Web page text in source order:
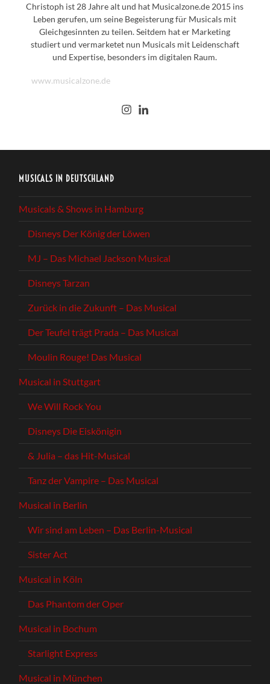
Christoph ist 28 Jahre alt und hat Musicalzone.de 2015 ins
Leben gerufen, um seine Begeisterung für Musicals mit
Gleichgesinnten zu teilen. Seitdem hat er Marketing
studiert und vermarketet nun Musicals mit Leidenschaft
und Expertise, besonders im digitalen Raum.
www.musicalzone.de
MUSICALS IN DEUTSCHLAND
Musicals & Shows in Hamburg
Disneys Der König der Löwen
MJ – Das Michael Jackson Musical
Disneys Tarzan
Zurück in die Zukunft – Das Musical
Der Teufel trägt Prada – Das Musical
Moulin Rouge! Das Musical
Musical in Stuttgart
We Will Rock You
Disneys Die Eiskönigin
& Julia – das Hit-Musical
Tanz der Vampire – Das Musical
Musical in Berlin
Wir sind am Leben – Das Berlin-Musical
Sister Act
Musical in Köln
Das Phantom der Oper
Musical in Bochum
Starlight Express
Musical in München